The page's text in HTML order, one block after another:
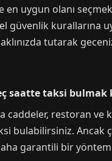
uygun olanı
kurallarına
tutarak
saatte taksi bulmak
caddeler, restoran
bulabilirsiniz.
garantili bir